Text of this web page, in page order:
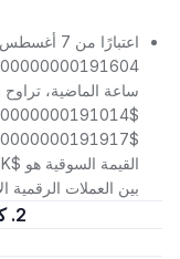
ساعة الماضية،
بين العملات الرقمية
2. كم سعر وحدة واحدة من Shib Army؟